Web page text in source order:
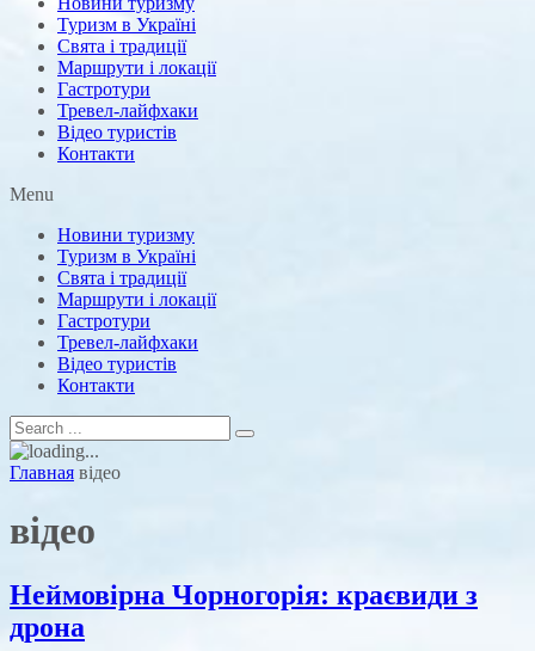
Туризм в Україні
Свята і традиції
Маршрути і локації
Гастротури
Тревел-лайфхаки
Відео туристів
Контакти
Menu
Новини туризму
Туризм в Україні
Свята і традиції
Маршрути і локації
Гастротури
Тревел-лайфхаки
Відео туристів
Контакти
Главная відео
відео
Неймовірна Чорногорія: краєвиди з
дрона